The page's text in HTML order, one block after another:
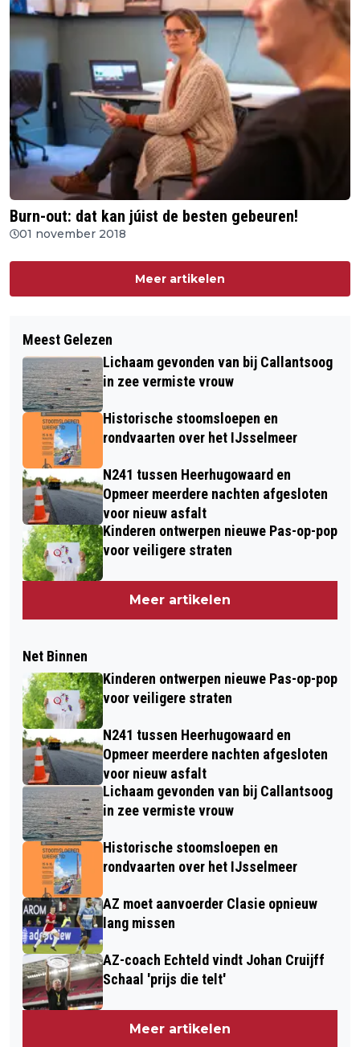
Burn-out: dat kan júist de besten gebeuren!
01 november 2018
Meer artikelen
Meest Gelezen
Lichaam gevonden van bij Callantsoog
in zee vermiste vrouw
Historische stoomsloepen en
rondvaarten over het IJsselmeer
N241 tussen Heerhugowaard en
Opmeer meerdere nachten afgesloten
voor nieuw asfalt
Kinderen ontwerpen nieuwe Pas-op-pop
voor veiligere straten
Meer artikelen
Net Binnen
Kinderen ontwerpen nieuwe Pas-op-pop
voor veiligere straten
N241 tussen Heerhugowaard en
Opmeer meerdere nachten afgesloten
voor nieuw asfalt
Lichaam gevonden van bij Callantsoog
in zee vermiste vrouw
Historische stoomsloepen en
rondvaarten over het IJsselmeer
AZ moet aanvoerder Clasie opnieuw
lang missen
AZ-coach Echteld vindt Johan Cruijff
Schaal 'prijs die telt'
Meer artikelen